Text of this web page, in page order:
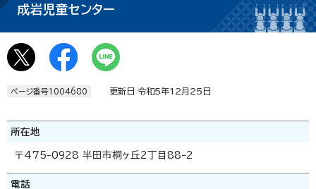
成岩児童センター
ページ番号1004680 更新日 令和5年12月25日
所在地
〒475-0928 半田市桐ヶ丘2丁目88-2
電話